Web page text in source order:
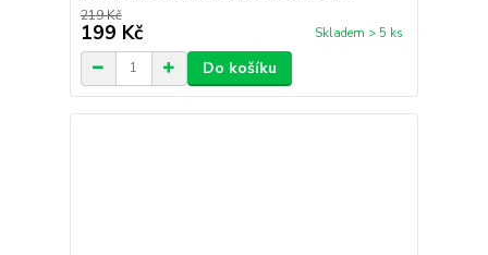
219 Kč
199 Kč Skladem > 5 ks
Do košíku